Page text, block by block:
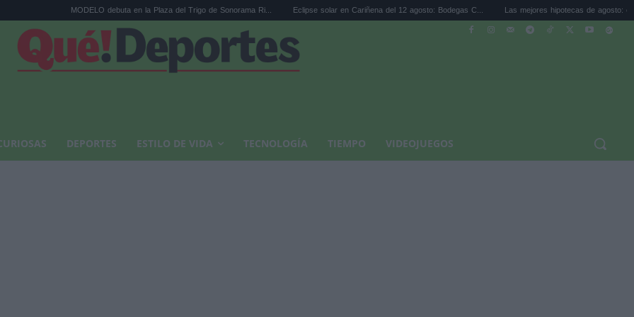
MODELO debuta en la Plaza del Trigo de Sonorama Ri... Eclipse solar en Cariñena del 12 agosto: Bodegas C... Las mejores hipotecas de agosto: el TAE más
DEPORTES ESTILO DE VIDA TECNOLOGÍA TIEMPO VIDEOJUEGOS